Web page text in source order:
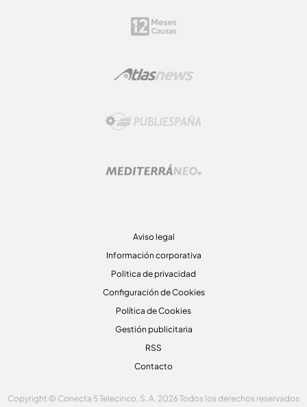
Aviso legal
Información corporativa
Politica de privacidad
Configuración de Cookies
Política de Cookies
Gestión publicitaria
RSS
Contacto
Copyright © Conecta 5 Telecinco, S. A. 2026 Todos los derechos reservados